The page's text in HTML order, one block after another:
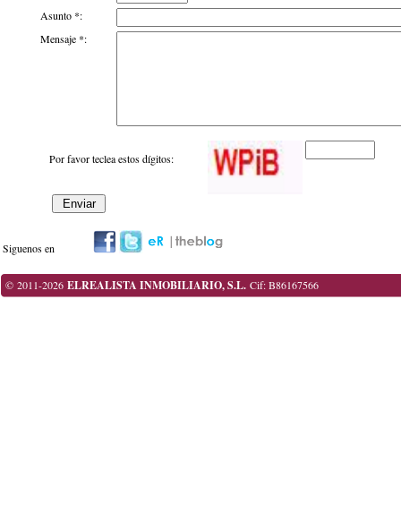
Asunto *:
Mensaje *:
Por favor teclea estos dígitos:
Siguenos en
© 2011-2026 ELREALISTA INMOBILIARIO, S.L.Cif: B86167566